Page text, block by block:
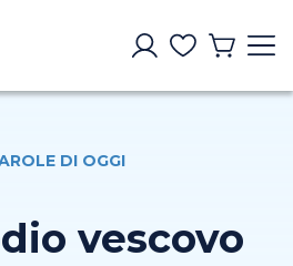
DI OGGI
vescovo